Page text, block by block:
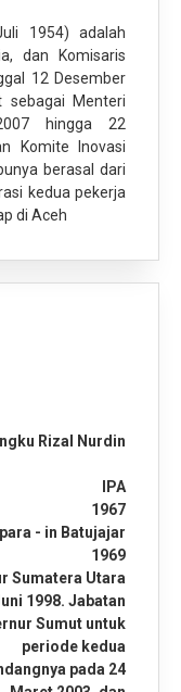
1954) adalah
dan Komisaris
12 Desember
sebagai Menteri
hingga 22
Komite Inovasi
berasal dari
kedua pekerja
di Aceh
Rizal Nurdin
IPA
1967
- in Batujajar
1969
Sumatera Utara
1998. Jabatan
Sumut untuk
periode kedua
pada 24